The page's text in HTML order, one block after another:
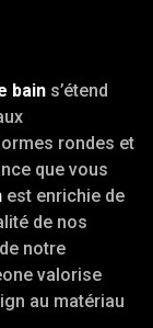
bain s’étend
rondes et
que vous
est enrichie de
de nos
notre
valorise
au matériau